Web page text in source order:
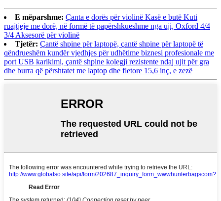
E mëparshme: Çanta e dorës për violinë Kasë e butë Kuti
ruajtjeje me dorë, në formë të papërshkueshme nga uji, Oxford 4/4
3/4 Aksesorë për violinë
Tjetër: Çantë shpine për laptopë, çantë shpine për laptopë të
qëndrueshëm kundër vjedhjes për udhëtime biznesi profesionale me
port USB karikimi, çantë shpine kolegji rezistente ndaj ujit për gra
dhe burra që përshtatet me laptop dhe fletore 15,6 inç, e zezë